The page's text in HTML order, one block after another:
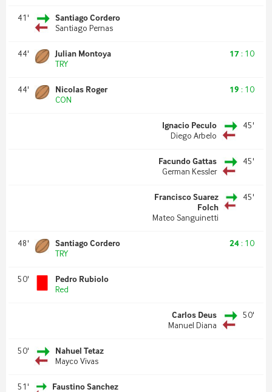
41 '
Santiago Cordero
Santiago Pernas
44'
Julian Montoya
TRY
17 : 10
44'
Nicolas Roger
CON
19 : 10
45'
Ignacio Peculo
Diego Arbelo
45'
Facundo Gattas
German Kessler
45'
Francisco Suarez
Folch
Mateo Sanguinetti
48'
Santiago Cordero
TRY
24 : 10
50'
Pedro Rubiolo
Red
50'
Carlos Deus
Manuel Diana
50'
Nahuel Tetaz
Mayco Vivas
51 '
Faustino Sanchez